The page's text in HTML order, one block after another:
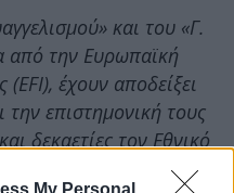
My Personal
και του «Γ.
από την Ευρωπαϊκή
έχουν αποδείξει
την επιστημονική τους
δεκαετίες τον Εθνικό